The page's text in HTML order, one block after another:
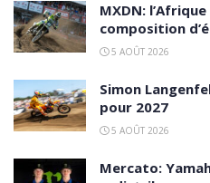
MXDN:
composition
5 AOÛT 2026
Simon
pour 2027
5 AOÛT 2026
Mercato: